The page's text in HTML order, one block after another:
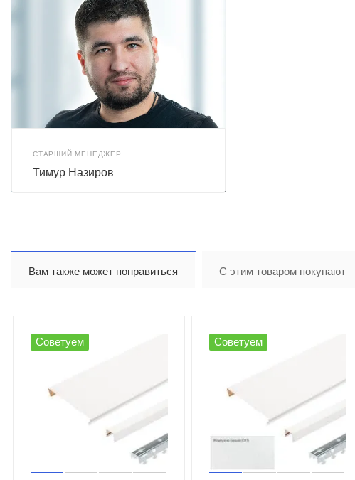
СТАРШИЙ МЕНЕДЖЕР
Тимур Назиров
Вам также может понравиться С этим товаром покупают
Советуем Советуем